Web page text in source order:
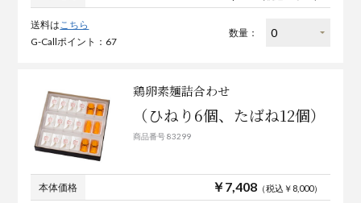
送料は こちら
G-Callポイント：67
数量：
鶏卵素麺詰合わせ
（ひねり6個、たばね12個）
商品番号 83299
本体価格 ￥7,408（税込￥8,000）